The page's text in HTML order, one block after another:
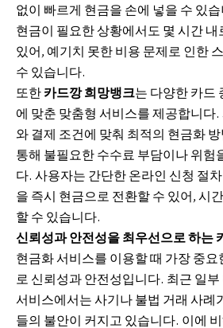
없이 빠르게 현금을 손에 넣을 수 있
현금이 필요한 상황에서도 몇 시간
있어, 예기치 못한 비용 문제로 인한
수 있습니다.
또한카드깡 희망뱅크는 다양한 카드
에 맞춘 맞춤형 서비스를 제공합니다
와 결제 조건에 맞춰 최적의 현금화
통해 불필요한 수수료 부담이나 위험
다. 사용자는 간단한 온라인 신청 절
을 즉시 현금으로 전환할 수 있어, 시
할 수 있습니다.
신뢰성과 안전성을 최우선으로 하는
현금화 서비스를 이용할 때 가장 중
로 신뢰성과 안전성입니다. 최근 일
서비스에서는 사기나 불법 거래 사례
들의 불안이 커지고 있습니다. 이에